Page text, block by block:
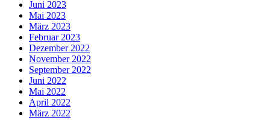
Juni 2023
Mai 2023
März 2023
Februar 2023
Dezember 2022
November 2022
September 2022
Juni 2022
Mai 2022
April 2022
März 2022